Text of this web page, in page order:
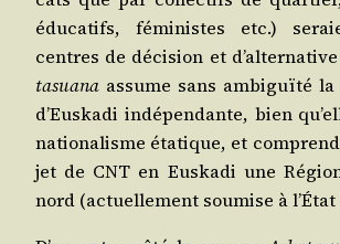
édu­ca­tifs, fémi­nistes etc.)
centres de déci­sion et
ta­sua­na assume sans ambi­guï­té
d’Eus­ka­di indé­pen­dante, bien
natio­na­lisme éta­tique, et
jet de CNT en Eus­ka­di une
nord (actuel­le­ment sou­mise à